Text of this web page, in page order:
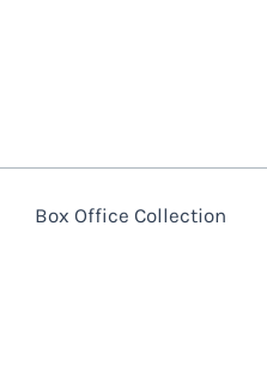
Box Office Collection